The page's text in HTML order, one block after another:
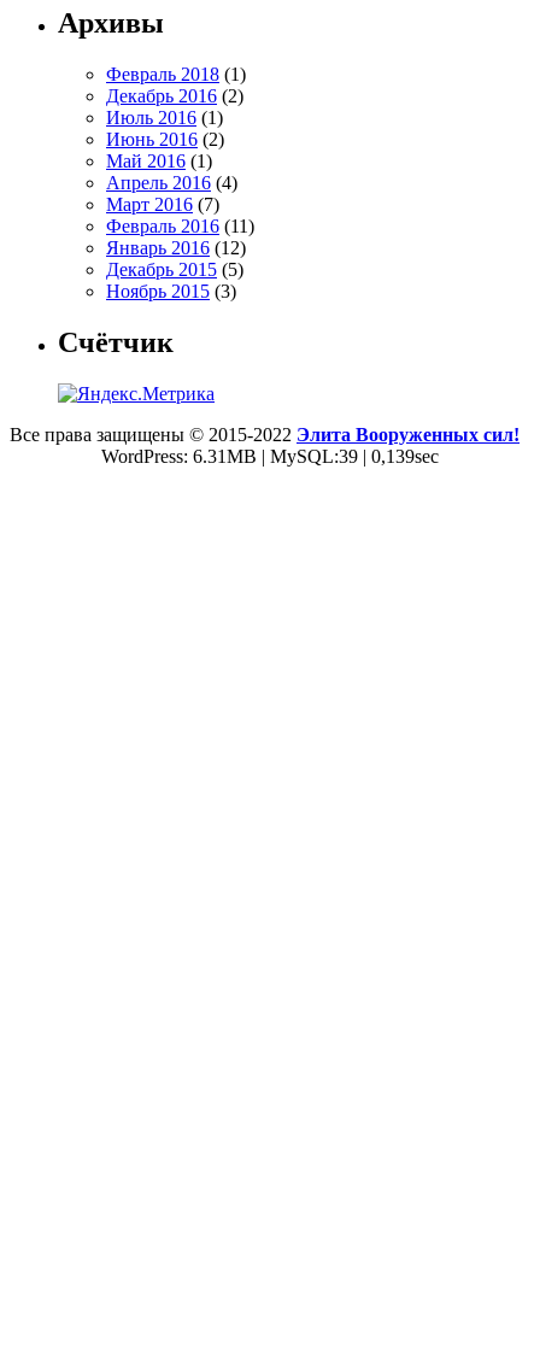
Архивы
Февраль 2018 (1)
Декабрь 2016 (2)
Июль 2016 (1)
Июнь 2016 (2)
Май 2016 (1)
Апрель 2016 (4)
Март 2016 (7)
Февраль 2016 (11)
Январь 2016 (12)
Декабрь 2015 (5)
Ноябрь 2015 (3)
Счётчик
Все права защищены © 2015-2022 Элита Вооруженных сил!
WordPress: 6.31MB | MySQL:39 | 0,139sec